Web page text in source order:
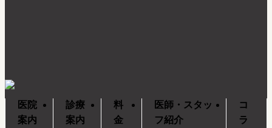
医院
案内
診療
案内
料
金
医師・スタッ
フ紹介
コ
ラ